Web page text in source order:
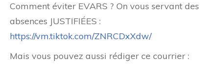
Comment éviter EVARS ? On vous servant des
absences JUSTIFIÉES :
https://vm.tiktok.com/ZNRCDxXdw/
Mais vous pouvez aussi rédiger ce courrier :